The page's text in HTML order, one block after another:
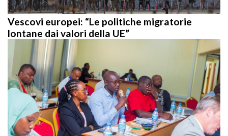
Vescovi europei: “Le politiche migratorie
lontane dai valori della UE”